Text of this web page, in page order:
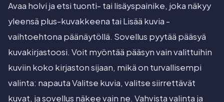
Avaa holvi ja etsi tuonti- tai lisäyspainike, joka näkyy
yleensä plus-kuvakkeena tai Lisää kuvia -
vaihtoehtona päänäytöllä. Sovellus pyytää pääsyä
kuvakirjastoosi. Voit myöntää pääsyn vain valittuihin
kuviin koko kirjaston sijaan, mikä on turvallisempi
valinta: napauta Valitse kuvia, valitse siirrettävät
kuvat, ja sovellus näkee vain ne. Vahvista valinta ja